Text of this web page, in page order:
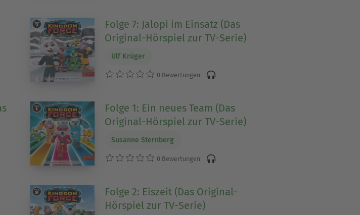
Folge 7: Jalopi im Einsatz (Das
Original-Hörspiel zur TV-Serie)
Ulf Krüger
0 Bewertungen
Folge 1: Ein neues Team (Das
Original-Hörspiel zur TV-Serie)
Susanne Sternberg
0 Bewertungen
Folge 2: Eiszeit (Das Original-
Hörspiel zur TV-Serie)